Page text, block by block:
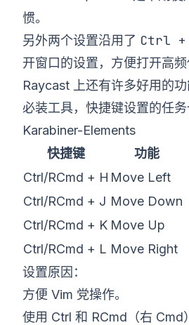
惯。
另外两个设置沿用了 Ctrl +
开窗口的设置，方便打开高频
Raycast 上还有许多好用的
必装工具，快捷键设置的任务
Karabiner-Elements
快捷键
功能
Ctrl/RCmd + H Move Left
Ctrl/RCmd + J Move Down
Ctrl/RCmd + K Move Up
Ctrl/RCmd + L Move Right
设置原因：
方便 Vim 党操作。
使用 Ctrl 和 RCmd（右 Cmd